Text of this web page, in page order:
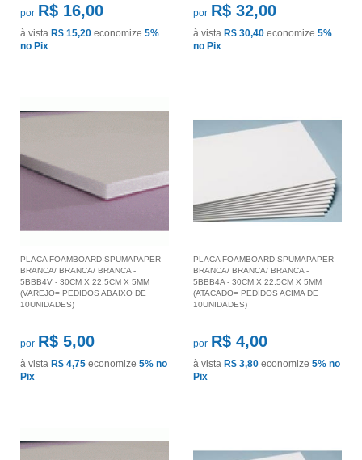
por R$ 16,00
à vista R$ 15,20 economize 5%
no Pix
por R$ 32,00
à vista R$ 30,40 economize 5%
no Pix
PLACA FOAMBOARD SPUMAPAPER
BRANCA/ BRANCA/ BRANCA -
5BBB4V - 30CM X 22,5CM X 5MM
(VAREJO= PEDIDOS ABAIXO DE
10UNIDADES)
por R$ 5,00
à vista R$ 4,75 economize 5% no
Pix
PLACA FOAMBOARD SPUMAPAPER
BRANCA/ BRANCA/ BRANCA -
5BBB4A - 30CM X 22,5CM X 5MM
(ATACADO= PEDIDOS ACIMA DE
10UNIDADES)
por R$ 4,00
à vista R$ 3,80 economize 5% no
Pix